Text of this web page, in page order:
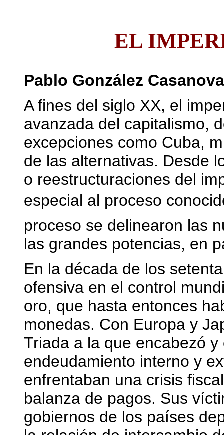
EL
Pablo González Casanova
A fines del siglo XX, el
avanzada del capitalismo,
excepciones como Cuba,
de las alternativas. Desde
o reestructuraciones del
especial al proceso
proceso se delinearon las
las grandes potencias, en
En la década de los
ofensiva en el control
oro, que hasta entonces
monedas. Con Europa y
Triada a la que encabezó
endeudamiento interno y
enfrentaban una crisis
balanza de pagos. Sus
gobiernos de los países